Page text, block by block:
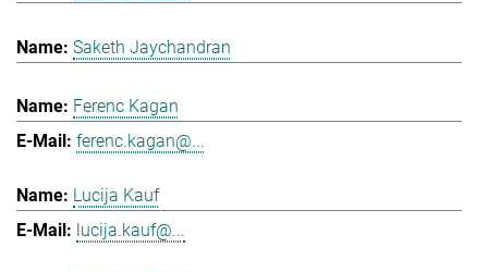
Saketh Jaychandran
Ferenc Kagan
ferenc.kagan@...
Lucija Kauf
lucija.kauf@...